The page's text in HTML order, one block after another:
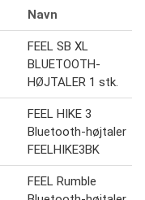
Navn
FEEL SB XL
BLUETOOTH-
HØJTALER 1 stk.
FEEL HIKE 3
Bluetooth-højtaler
FEELHIKE3BK
FEEL Rumble